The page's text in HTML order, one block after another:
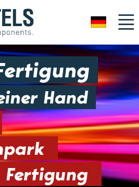
DE
Hand
Fertigung